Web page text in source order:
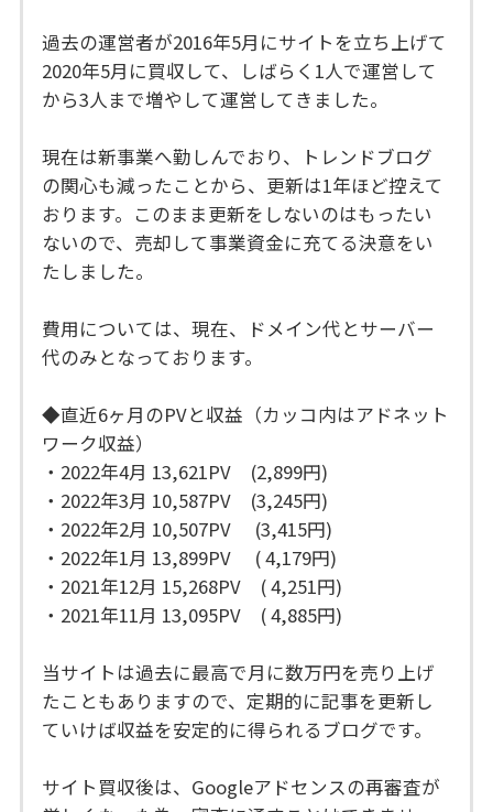
過去の運営者が2016年5月にサイトを立ち上げて
2020年5月に買収して、しばらく1人で運営して
から3人まで増やして運営してきました。
現在は新事業へ勤しんでおり、トレンドブログ
の関心も減ったことから、更新は1年ほど控えて
おります。このまま更新をしないのはもったい
ないので、売却して事業資金に充てる決意をい
たしました。
費用については、現在、ドメイン代とサーバー
代のみとなっております。
◆直近6ヶ月のPVと収益（カッコ内はアドネット
ワーク収益）
・2022年4月 13,621PV (2,899円)
・2022年3月 10,587PV (3,245円)
・2022年2月 10,507PV (3,415円)
・2022年1月 13,899PV ( 4,179円)
・2021年12月 15,268PV ( 4,251円)
・2021年11月 13,095PV ( 4,885円)
当サイトは過去に最高で月に数万円を売り上げ
たこともありますので、定期的に記事を更新し
ていけば収益を安定的に得られるブログです。
サイト買収後は、Googleアドセンスの再審査が